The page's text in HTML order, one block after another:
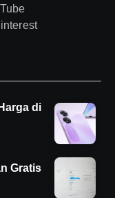
di
Gratis